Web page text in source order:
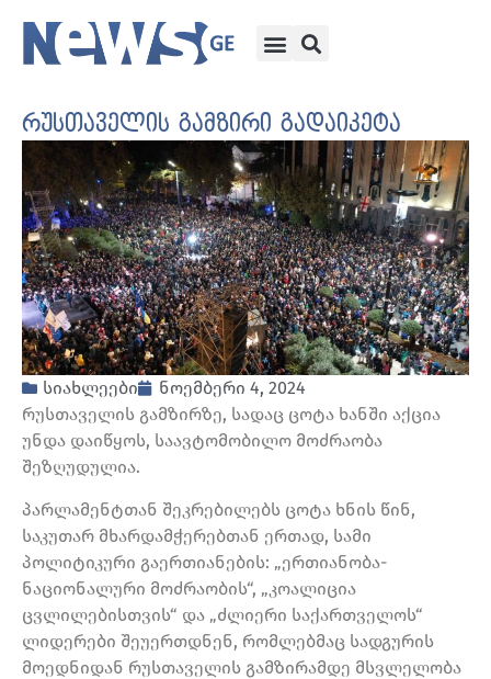
რუსთაველის გამზირი გადაიკეტა
სიახლეები
ნოემბერი 4, 2024
რუსთაველის გამზირზე, სადაც ცოტა ხანში აქცია
უნდა დაიწყოს, საავტომობილო მოძრაობა
შეზღუდულია.
პარლამენტთან შეკრებილებს ცოტა ხნის წინ,
საკუთარ მხარდამჭერებთან ერთად, სამი
პოლიტიკური გაერთიანების: „ერთიანობა-
ნაციონალური მოძრაობის“, „კოალიცია
ცვლილებისთვის“ და „ძლიერი საქართველოს“
ლიდერები შეუერთდნენ, რომლებმაც სადგურის
მოედნიდან რუსთაველის გამზირამდე მსვლელობა